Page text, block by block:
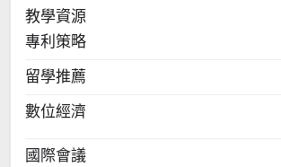
教學資源
專利策略
留學推薦
數位經濟
國際會議